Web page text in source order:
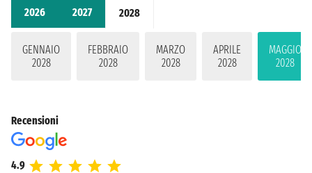
2026 2027 2028
GENNAIO
2028
FEBBRAIO
2028
MARZO
2028
APRILE
2028
MAGGIO
2028
Recensioni
4.9